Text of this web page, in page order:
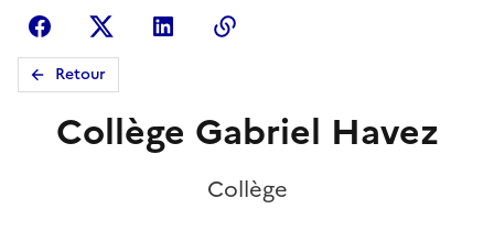
FacebookX (anciennement Twitter)
Linkedin
Retour
Collège Gabriel Havez
Collège